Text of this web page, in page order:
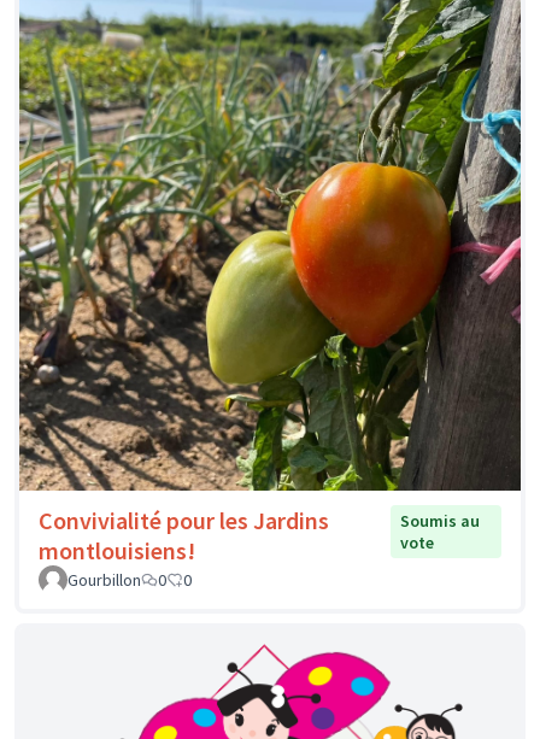
Convivialité pour les Jardins
montlouisiens!
Soumis au
vote
Gourbillon
0 0